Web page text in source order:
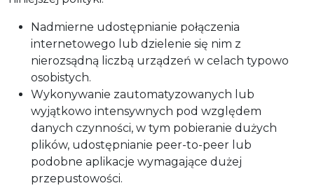
Nadmierne udostępnianie połączenia
internetowego lub dzielenie się nim z
nierozsądną liczbą urządzeń w celach typowo
osobistych.
Wykonywanie zautomatyzowanych lub
wyjątkowo intensywnych pod względem
danych czynności, w tym pobieranie dużych
plików, udostępnianie peer-to-peer lub
podobne aplikacje wymagające dużej
przepustowości.